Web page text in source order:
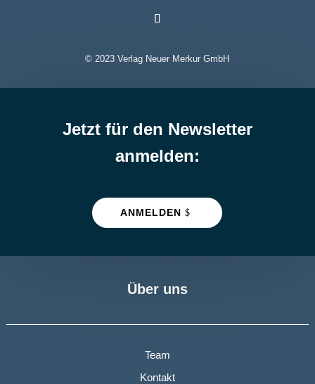
© 2023 Verlag Neuer Merkur GmbH
Jetzt für den Newsletter
anmelden:
ANMELDEN
Über uns
Team
Kontakt